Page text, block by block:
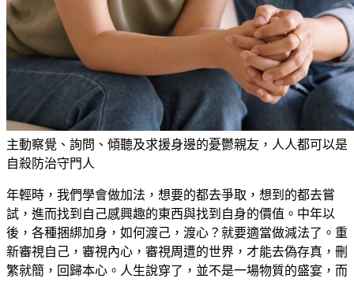
主動察覺、詢問、傾聽及求援身邊的憂鬱親友，人人都可以是
自殺防治守門人
年輕時，我們學會做加法，想要的都去爭取，想到的都去嘗
試，進而找到自己感興趣的東西與找到自身的價值。中年以
後，各種捆綁加身，如何渡己，渡心？就要適當做減法了。重
新審視自己，審視內心，審視周遭的世界，才能去偽存真，刪
繁就簡，回歸本心。人生說穿了，並不是一場物質的盛宴，而